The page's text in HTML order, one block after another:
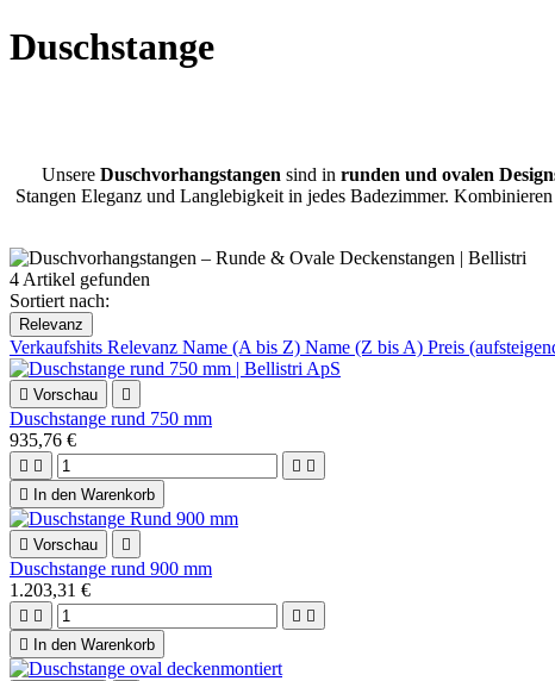
Duschstange
Unsere Duschvorhangstangen sind in runden und ovalen
Stangen Eleganz und Langlebigkeit in jedes Badezimmer.
4 Artikel gefunden
Sortiert nach:
Relevanz
Verkaufshits Relevanz Name (A bis Z) Name (Z bis A) Preis
 Vorschau 
Duschstange rund 750 mm
935,76 €
   

In den Warenkorb
 Vorschau 
Duschstange rund 900 mm
1.203,31 €
   

In den Warenkorb